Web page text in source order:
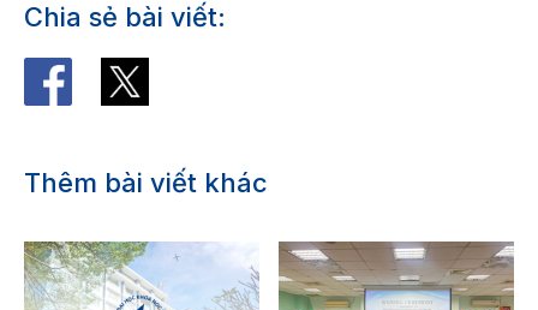
Chia sẻ bài viết:
Thêm bài viết khác